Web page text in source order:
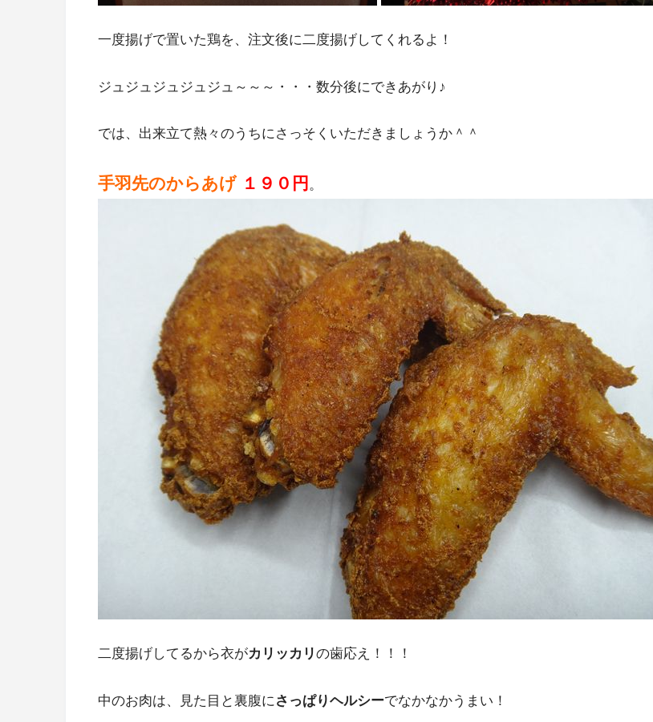
一度揚げで置いた鶏を、注文後に二度揚げしてくれるよ！
ジュジュジュジュジュ～～～・・・数分後にできあがり♪
では、出来立て熱々のうちにさっそくいただきましょうか＾＾
手羽先のからあげ １９０円 。
二度揚げしてるから衣がカリッカリの歯応え！！！
中のお肉は、見た目と裏腹に さっぱりヘルシーでなかなかうまい！